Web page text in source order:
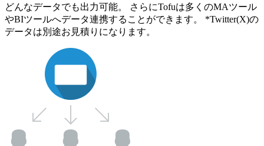
どんなデータでも出力可能。 さらにTofuは多くのMAツール
やBIツールへデータ連携することができます。 *Twitter(X)の
データは別途お見積りになります。